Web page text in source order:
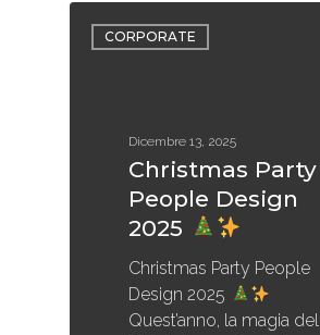
CORPORATE
Dicembre 13, 2025
Christmas Party
People Design
2025
Christmas Party People
Design 2025
Quest’anno, la magia del